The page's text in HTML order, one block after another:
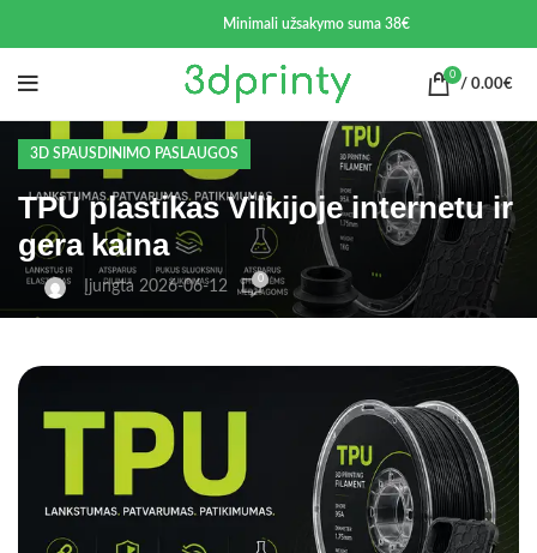
Minimali užsakymo suma 38€
0
/ 0.00€
3D SPAUSDINIMO PASLAUGOS
TPU plastikas Vilkijoje internetu ir
gera kaina
Įjungta 2026-06-12 0